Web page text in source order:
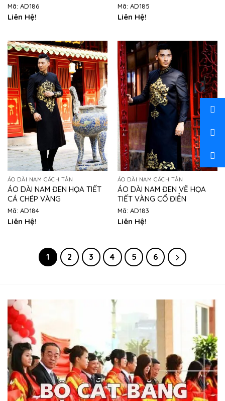
Mã: AD186
Liên Hệ!
Mã: AD185
Liên Hệ!
ÁO DÀI NAM CÁCH TÂN
ÁO DÀI NAM ĐEN HỌA TIẾT
CÁ CHÉP VÀNG
Mã: AD184
Liên Hệ!
ÁO DÀI NAM CÁCH TÂN
ÁO DÀI NAM ĐEN VẼ HỌA
TIẾT VÀNG CỔ ĐIỂN
Mã: AD183
Liên Hệ!
1 2 3 4 5 6